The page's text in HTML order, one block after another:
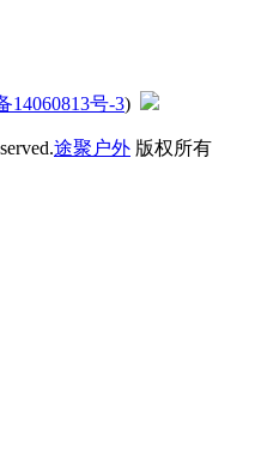
14060813号-3)
途聚户外 版权所有